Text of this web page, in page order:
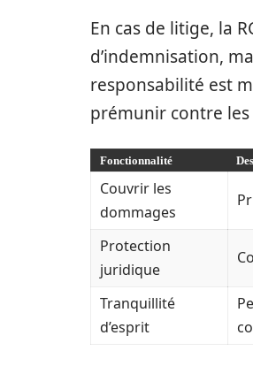
En cas de litige, la
d’indemnisation,
responsabilité est
prémunir contre les
Fonctionnalité
Couvrir les
dommages
Protection
juridique
Tranquillité
d’esprit